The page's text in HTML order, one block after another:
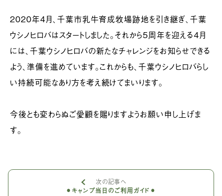
2020年4月、千葉市乳牛育成牧場跡地を引き継ぎ、千葉
ウシノヒロバはスタートしました。それから5周年を迎える4月
には、千葉ウシノヒロバの新たなチャレンジをお知らせできる
よう、準備を進めています。これからも、千葉ウシノヒロバらし
い持続可能なあり方を考え続けてまいります。
今後とも変わらぬご愛顧を賜りますようお願い申し上げま
す。
次の記事へ
⚫︎キャンプ当日のご利用ガイド⚫︎